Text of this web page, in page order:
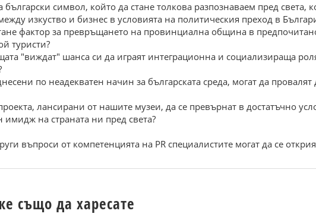
символ, който да стане толкова разпознаваем пред света,
изкуство и бизнес в условията на политическия преход в
фактор за превръщането на провинциална община в
туристи?
"виждат" шанса си да играят интеграционна и социализираща
по неадекватен начин за българската среда, могат да
лансирани от нашите музеи, да се превърнат в достатъчно
имидж на страната ни пред света?
въпроси от компетенцията на PR специалистите могат да се
също да харесате